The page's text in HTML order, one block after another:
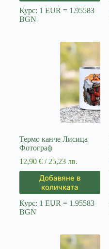
Курс: 1 EUR = 1.95583
BGN
Термо канче Лисица
Фотограф
12,90 € / 25,23 лв.
Добавяне в
количката
Курс: 1 EUR = 1.95583
BGN